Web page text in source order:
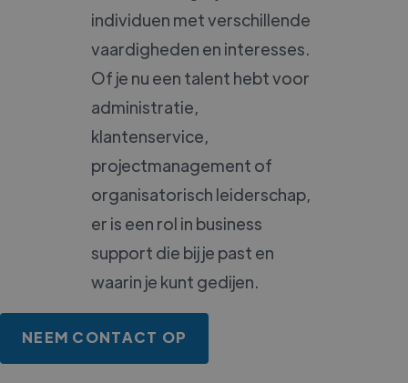
individuen met verschillende
vaardigheden en interesses.
Of je nu een talent hebt voor
administratie,
klantenservice,
projectmanagement of
organisatorisch leiderschap,
er is een rol in business
support die bij je past en
waarin je kunt gedijen.
NEEM CONTACT OP